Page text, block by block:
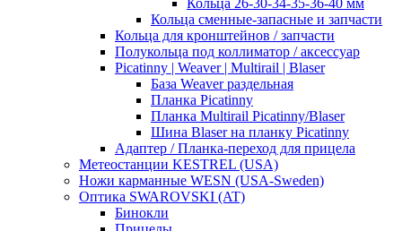
Кольца 26-30-34-35-36-40 мм
Кольца сменные-запасные и запчасти
Кольца для кронштейнов / запчасти
Полукольца под коллиматор / аксессуар
Picatinny | Weaver | Multirail | Blaser
База Weaver раздельная
Планка Picatinny
Планка Multirail Picatinny/Blaser
Шина Blaser на планку Picatinny
Адаптер / Планка-переход для прицела
Метеостанции KESTREL (USA)
Ножи карманные WESN (USA-Sweden)
Оптика SWAROVSKI (AT)
Бинокли